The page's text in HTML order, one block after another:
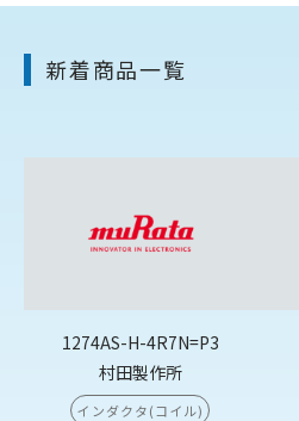
新着商品一覧
1274AS-H-4R7N=P3
村田製作所
インダクタ(コイル)